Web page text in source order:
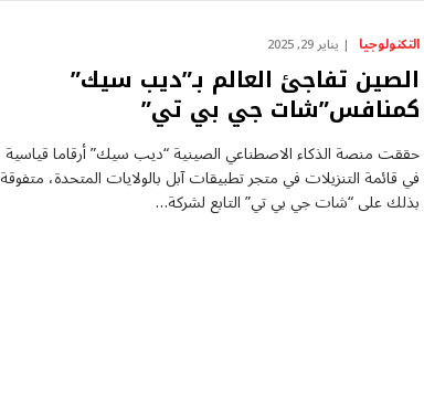
التكنولوجيا يناير 29, 2025
الصين تفاجئ العالم بـ”ديب سيك”
كمنافس”شات جي بي تي”
حققت منصة الذكاء الاصطناعي الصينية “ديب سيك” أرقاما قياسية
في قائمة التنزيلات في متجر تطبيقات آبل بالولايات المتحدة، متفوقة
بذلك على “شات جي بي تي” التابع لشركة…